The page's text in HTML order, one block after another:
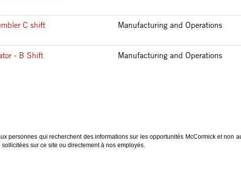
C shift Manufacturing and Operations
- B Shift Manufacturing and Operations
personnes qui recherchent des informations sur les opportunités McCormick et non
sollicitées sur ce site ou directement à nos employés.